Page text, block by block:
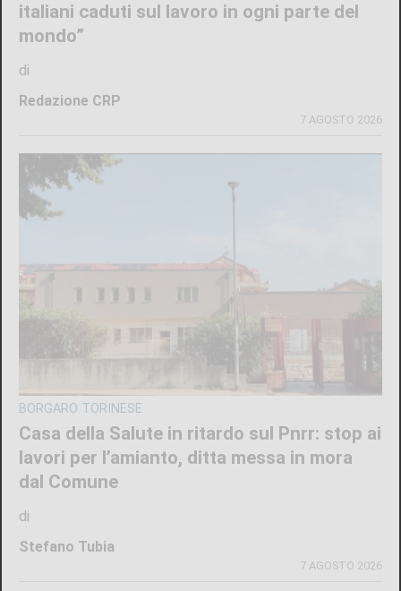
italiani caduti sul lavoro in ogni parte del
mondo”
di
Redazione CRP
7 AGOSTO 2026
BORGARO TORINESE
Casa della Salute in ritardo sul Pnrr: stop ai
lavori per l’amianto, ditta messa in mora
dal Comune
di
Stefano Tubia
7 AGOSTO 2026